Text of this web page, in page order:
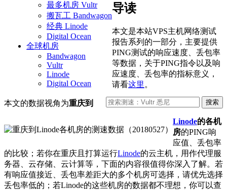
最多机房 Vultr
搬瓦工 Bandwagon
经典 Linode
Digital Ocean
全球机房
Bandwagon
Vultr
Linode
Digital Ocean
导读
本文是本站VPS主机网络测试
报告系列的一部分，主要提供
PING测试的响应速度、丢包率
等数据，关于PING指令以及响
应速度、丢包率的指标意义，
请看这里 。
本文的数据视角为重庆到
Linode的各机
房的PING响
应值、丢包率
的比较；若你在重庆且打算运行Linode的云主机，用作代理服
务器、云存储、云计算等，下面的内容很值得你深入了解。若
有响应值接近、丢包率差距大的多个机房可选择，请优先选择
丢包率低的；若Linode的这些机房的数据都不理想，你可以查